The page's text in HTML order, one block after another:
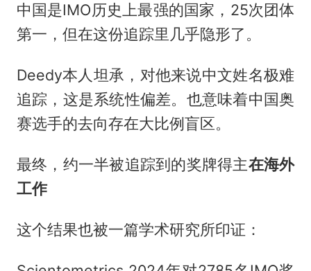
中国是IMO历史上最强的国家，25次团体
第一，但在这份追踪里几乎隐形了。
Deedy本人坦承，对他来说中文姓名极难
追踪，这是系统性偏差。也意味着中国奥
赛选手的去向存在大比例盲区。
最终，约一半被追踪到的奖牌得主在海外
工作
这个结果也被一篇学术研究所印证：